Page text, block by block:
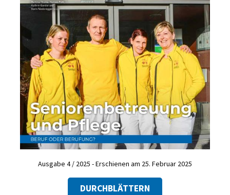
Ausgabe 4 / 2025 - Erschienen am 25. Februar 2025
DURCHBLÄTTERN